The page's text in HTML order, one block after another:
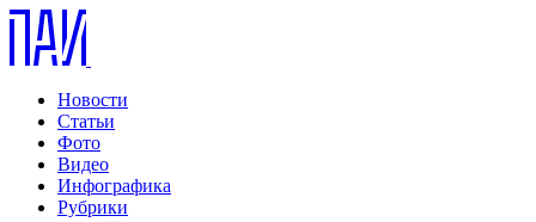
Новости
Статьи
Фото
Видео
Инфографика
Рубрики